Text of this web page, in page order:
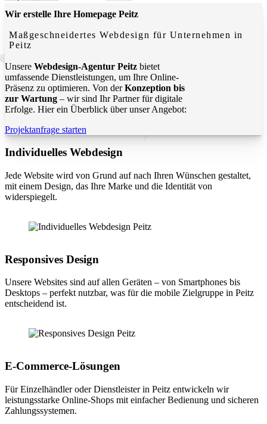
Wir erstelle Ihre Homepage Peitz
Maßgeschneidertes Webdesign für Unternehmen in
Peitz
Unsere Webdesign-Agentur Peitz bietet
umfassende Dienstleistungen, um Ihre Online-
Präsenz zu optimieren. Von derKonzeption bis
zur Wartung – wir sind Ihr Partner für digitale
Erfolge. Hier ein Überblick über unser Angebot:
Projektanfrage starten
Individuelles Webdesign
Jede Website wird von Grund auf nach Ihren Wünschen gestaltet,
mit einem Design, das Ihre Marke und die Identität von
widerspiegelt.
Responsives Design
Unsere Websites sind auf allen Geräten – von Smartphones bis
Desktops – perfekt nutzbar, was für die mobile Zielgruppe in Peitz
entscheidend ist.
E-Commerce-Lösungen
Für Einzelhändler oder Dienstleister in Peitz entwickeln wir
leistungsstarke Online-Shops mit einfacher Bedienung und sicheren
Zahlungssystemen.